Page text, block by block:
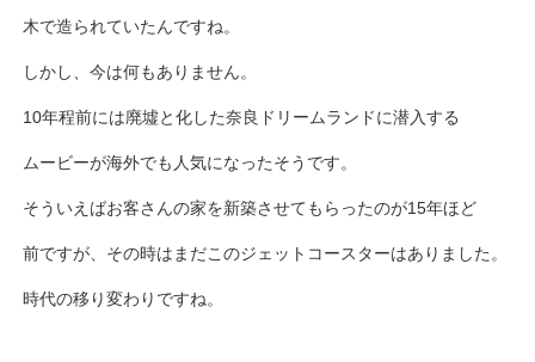
木で造られていたんですね。
しかし、今は何もありません。
10年程前には廃墟と化した奈良ドリームランドに潜入する
ムービーが海外でも人気になったそうです。
そういえばお客さんの家を新築させてもらったのが15年ほど
前ですが、その時はまだこのジェットコースターはありました。
時代の移り変わりですね。